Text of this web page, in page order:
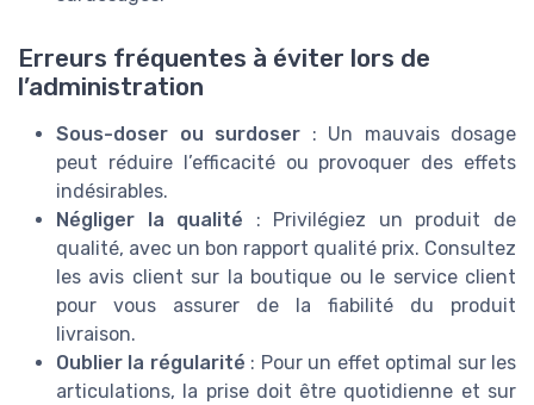
Erreurs fréquentes à éviter lors de
l’administration
Sous-doser ou surdoser : Un mauvais dosage
peut réduire l’efficacité ou provoquer des effets
indésirables.
Négliger la qualité : Privilégiez un produit de
qualité, avec un bon rapport qualité prix. Consultez
les avis client sur la boutique ou le service client
pour vous assurer de la fiabilité du produit
livraison.
Oublier la régularité : Pour un effet optimal sur les
articulations, la prise doit être quotidienne et sur